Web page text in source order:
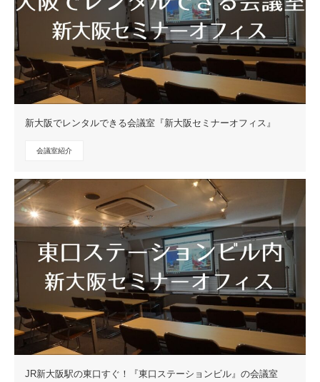
新大阪でレンタルできる会議室『新大阪セミナーオフィス』
会議室紹介
JR新大阪駅の東口すぐ！『東口ステーションビル』の会議室